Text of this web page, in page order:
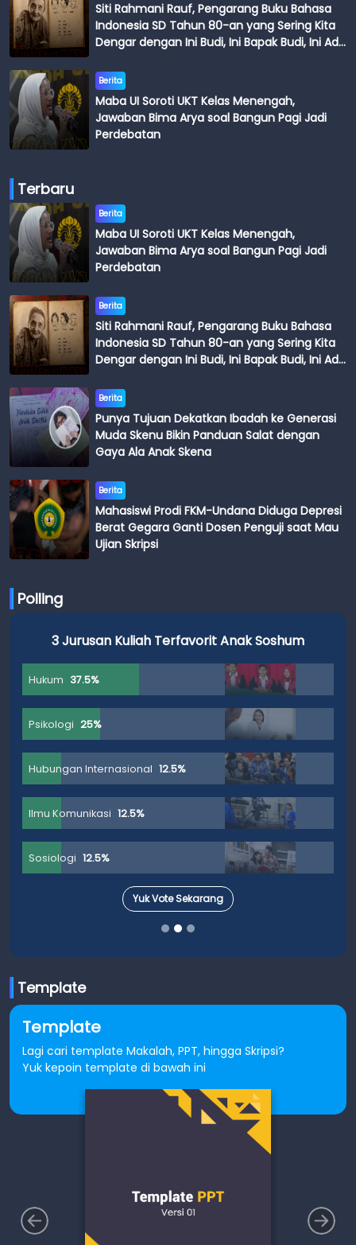
Siti Rahmani Rauf, Pengarang Buku Bahasa
Indonesia SD Tahun 80-an yang Sering Kita
Dengar dengan Ini Budi, Ini Bapak Budi, Ini Adik
Berita
Maba UI Soroti UKT Kelas Menengah,
Jawaban Bima Arya soal Bangun Pagi Jadi
Perdebatan
Terbaru
Berita
Maba UI Soroti UKT Kelas Menengah,
Jawaban Bima Arya soal Bangun Pagi Jadi
Perdebatan
Berita
Siti Rahmani Rauf, Pengarang Buku Bahasa
Indonesia SD Tahun 80-an yang Sering Kita
Dengar dengan Ini Budi, Ini Bapak Budi, Ini Adik
Berita
Punya Tujuan Dekatkan Ibadah ke Generasi
Muda Skenu Bikin Panduan Salat dengan
Gaya Ala Anak Skena
Berita
Mahasiswi Prodi FKM-Undana Diduga Depresi
Berat Gegara Ganti Dosen Penguji saat Mau
Ujian Skripsi
Polling
3 Jurusan Kuliah Terfavorit Anak Soshum
Hukum 37.5%
Psikologi 25%
Hubungan Internasional 12.5%
Ilmu Komunikasi 12.5%
Sosiologi 12.5%
Yuk Vote Sekarang
Template
Template
Lagi cari template Makalah, PPT, hingga Skripsi?
Yuk kepoin template di bawah ini